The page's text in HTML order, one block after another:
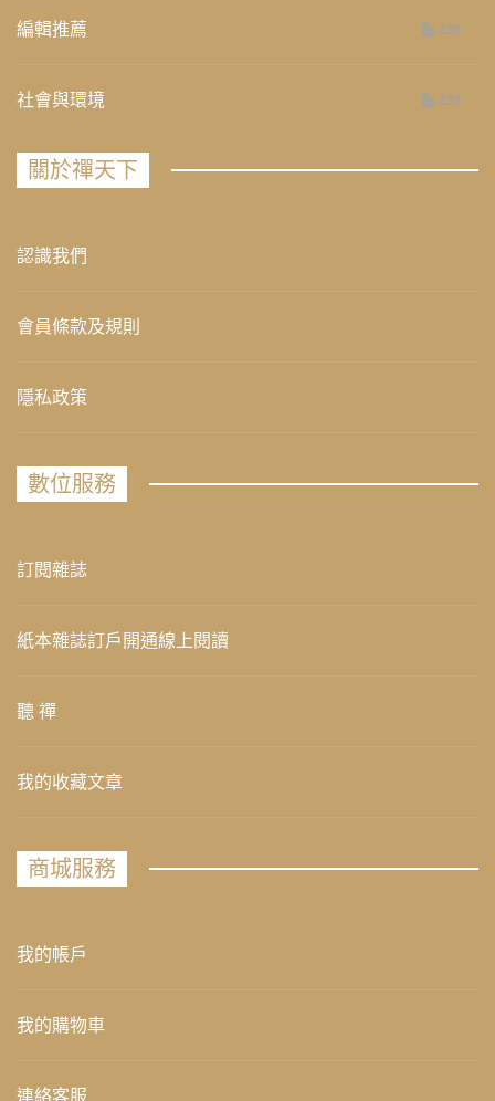
編輯推薦 236
社會與環境 235
關於禪天下
認識我們
會員條款及規則
隱私政策
數位服務
訂閱雜誌
紙本雜誌訂戶開通線上閱讀
聽 禪
我的收藏文章
商城服務
我的帳戶
我的購物車
連絡客服